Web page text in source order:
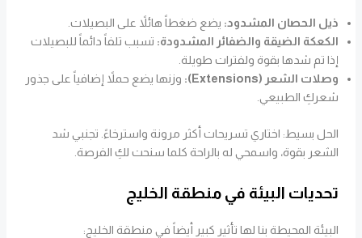
ذيل الحصان المشدود: يضع ضغطاً هائلاً على البصيلات.
الكعكة الضيقة والضفائر المشدودة: تسبب تلفاً دائماً للبصيلات
إذا تم شدها بقوة ولفترات طويلة.
وصلات الشعر (Extensions):
وزنها يضع حملاً إضافياً على جذور
شعركِ الطبيعي.
الحل بسيط: اختاري تسريحات أكثر مرونة واسترخاءً. تجنبي شد
الشعر بقوة، واسمحي له بالراحة كلما سنحت لكِ الفرصة.
تحديات البيئة في منطقة الخليج
البيئة المحيطة بنا لها تأثير كبير أيضاً في منطقة الخليج: